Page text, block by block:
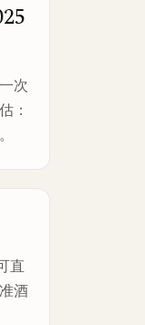
次
：
直
酒